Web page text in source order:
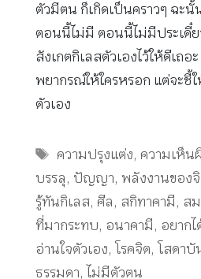
ตัวมีตน ก็เกิดเป็นคราวๆ ฉะนั้
ตอนนี้ไม่มี ตอนนี้ไม่มีประเดี๋
สังเกตกิเลสตัวเองไว้ให้ดีเถอ
พยากรณ์ให้ใครหรอก แต่จะชี้
ตัวเอง
Tags
ความปรุงแต่ง,ความเห็น
บรรลุ, ปัญญา, พลังงานของ
รู้ทันกิเลส, ศีล, สกิทาคามี, ส
ที่มากระทบ, อนาคามี, อยาก
อ่านใจตัวเอง, โรคจิต, โสดาบั
ธรรมดา, ไม่มีตัวตน